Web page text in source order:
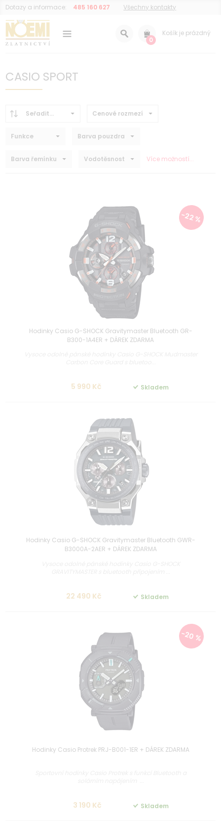
Dotazy a informace: 485 160 627 Všechny kontakty
0
Košík je prázdný
CASIO SPORT
Seřadit... Cenové rozmezí
Funkce Barva pouzdra
Barva řemínku Vodotěsnost Více možností...
-22 %
Hodinky Casio G-SHOCK Gravitymaster Bluetooth GR-
B300-1A4ER + DÁREK ZDARMA
5 990 Kč Skladem
Hodinky Casio G-SHOCK Gravitymaster Bluetooth GWR-
B3000A-2AER + DÁREK ZDARMA
22 490 Kč Skladem
-20 %
Hodinky Casio Protrek PRJ-B001-1ER + DÁREK ZDARMA
3 190 Kč Skladem